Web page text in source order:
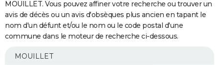
FINANCE
Retraite
Epargne
Immobilier
Risques naturels par ville
Banque
Assurance
AUTO
Essais
Réserver un essai
Citadines
Berlines
SUV
Forum auto
+
Mobiles
Meilleur smartphone
Internet
Ordinateurs
Jeux vidéo
Guide high-tech
MOUILLET. Vous pouvez affiner votre recherche ou trouver un
avis de décès ou un avis d'obsèques plus ancien en tapant le
nom d'un défunt et/ou le nom ou le code postal d'une
commune dans le moteur de recherche ci-dessous.